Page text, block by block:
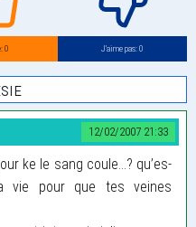
0 J’aime pas: 0
12/02/2007 21:33
ke le sang coule...? qu’es-
vie pour que tes veines